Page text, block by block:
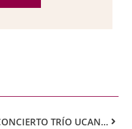
CONCIERTO TRÍO UCANCA